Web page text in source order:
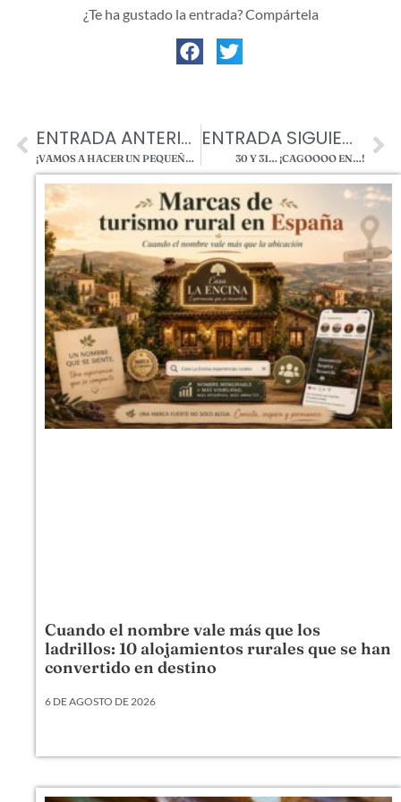
¿Te ha gustado la entrada? Compártela
ENTRADA ANTERIOR
¡VAMOS A HACER UN PEQUEÑO EXPERIMENTO! 🧪🐶💥
ENTRADA SIGUIENTE
30 Y 31… ¡CAGOOOO EN…!
Cuando el nombre vale más que los
ladrillos: 10 alojamientos rurales que se han
convertido en destino
6 DE AGOSTO DE 2026